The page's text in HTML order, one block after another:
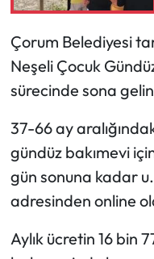
Çorum Belediyesi
Neşeli Çocuk
sürecinde sona
37-66 ay
gündüz bakımevi
gün sonuna kadar
adresinden online
Aylık ücretin 16 bin
Magazin
Mecitözü
Oğuzlar
Ortaköy
Osmancık